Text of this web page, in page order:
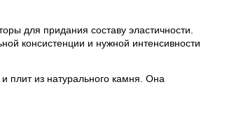
для придания составу эластичности.
консистенции и нужной интенсивности
плит из натурального камня. Она